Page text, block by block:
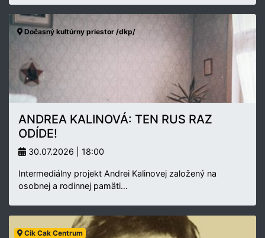
Dočasný kultúrny priestor /dkp/
ANDREA KALINOVÁ: TEN RUS RAZ
ODÍDE!
30.07.2026 | 18:00
Intermediálny projekt Andrei Kalinovej založený na
osobnej a rodinnej pamäti…
Cik Cak Centrum